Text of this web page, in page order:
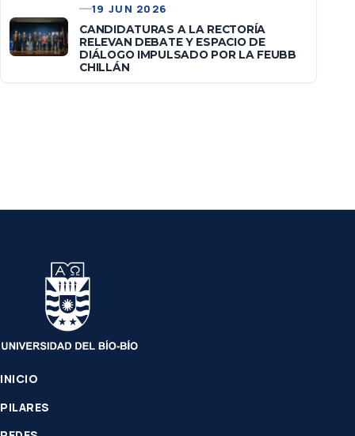
19 JUN 2026
CANDIDATURAS A LA RECTORÍA
RELEVAN DEBATE Y ESPACIO DE
DIÁLOGO IMPULSADO POR LA FEUBB
CHILLÁN
INICIO
PILARES